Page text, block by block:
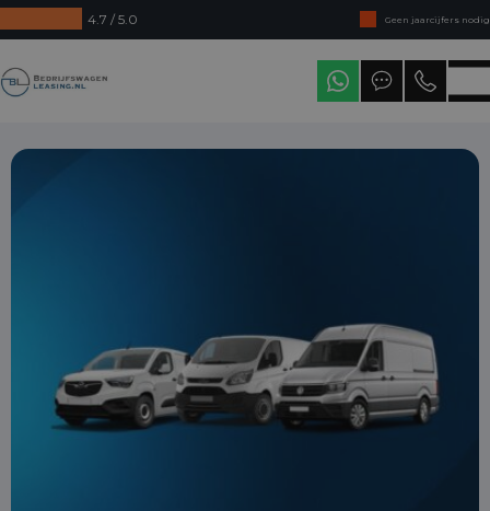
4.7 / 5.0
Geen jaarcijfers nodig
Direct uit voorraad leverbaar
Levering in heel Nederland